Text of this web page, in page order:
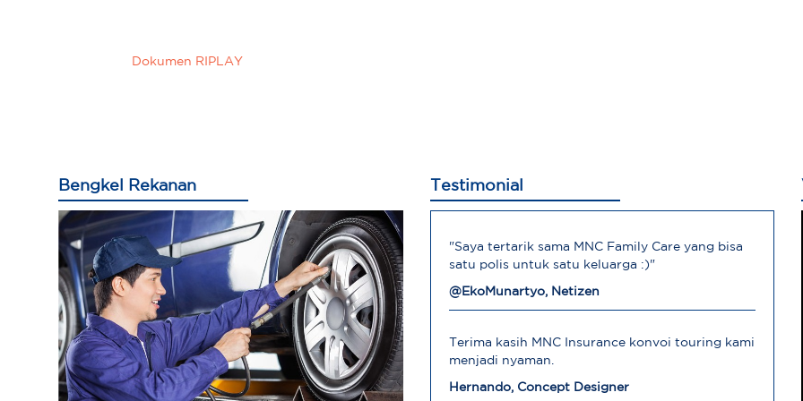
Dokumen RIPLAY
Bengkel Rekanan Testimonial
"Saya tertarik sama MNC Family Care yang bisa
satu polis untuk satu keluarga :)"
@EkoMunartyo, Netizen
Terima kasih MNC Insurance konvoi touring kami
menjadi nyaman.
Hernando, Concept Designer